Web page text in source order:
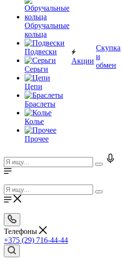
Обручальные
кольца
Подвески
Серьги
Цепи
Браслеты
Колье
Прочее
Акции
Скупка
и
обмен
Телефоны
+375 (29) 716-44-44